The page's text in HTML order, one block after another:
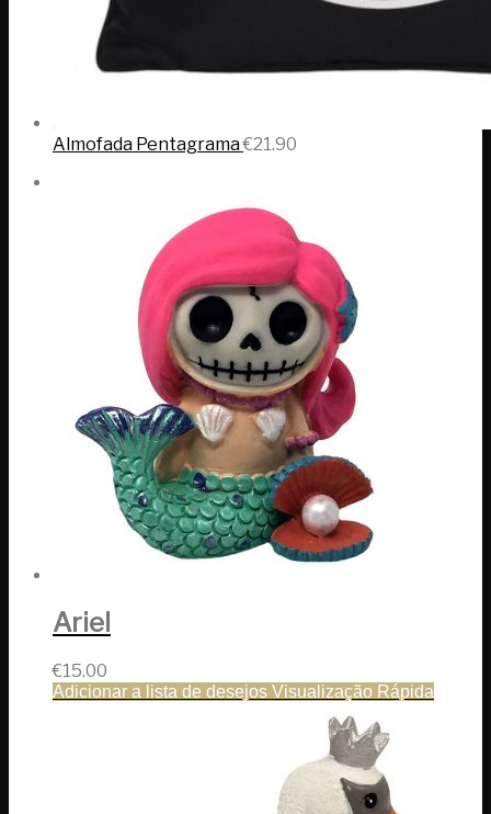
Almofada Pentagrama€21.90
Ariel
€15.00
Adicionar a lista de desejos Visualização Rápida